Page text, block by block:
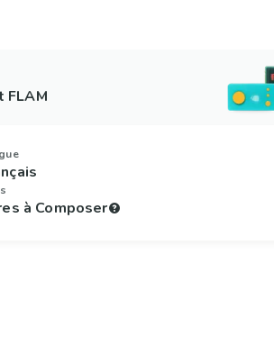
FLAM
à Composer